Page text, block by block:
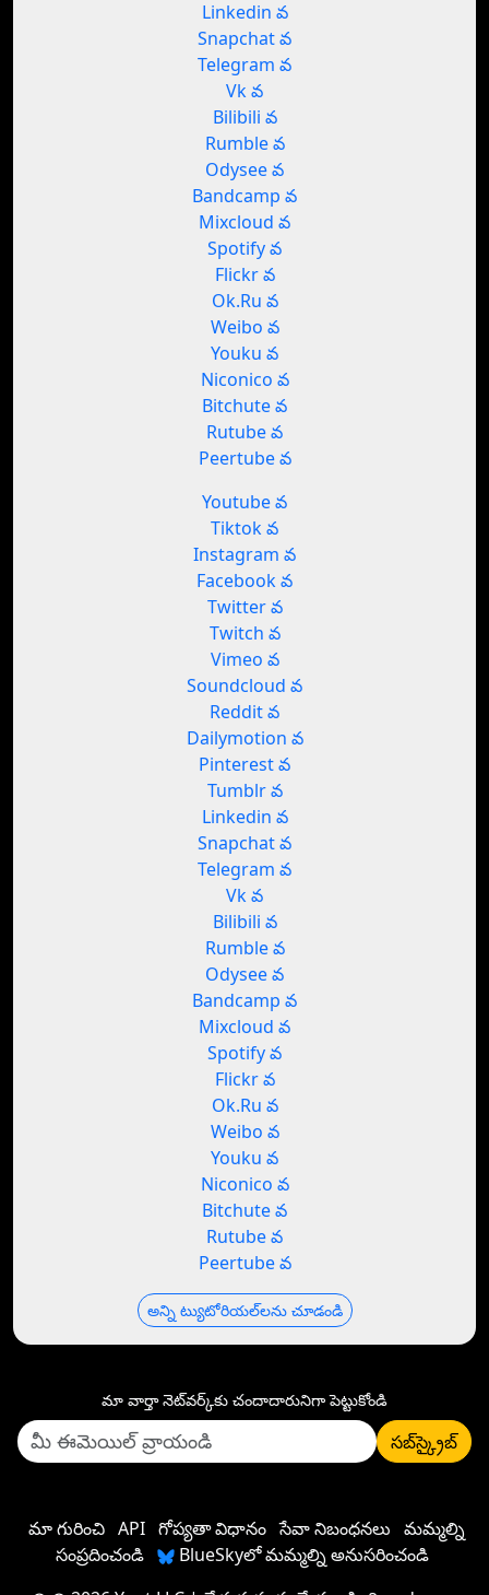
Linkedin వ
Snapchat వ
Telegram వ
Vk వ
Bilibili వ
Rumble వ
Odysee వ
Bandcamp వ
Mixcloud వ
Spotify వ
Flickr వ
Ok.Ru వ
Weibo వ
Youku వ
Niconico వ
Bitchute వ
Rutube వ
Peertube వ
Youtube వ
Tiktok వ
Instagram వ
Facebook వ
Twitter వ
Twitch వ
Vimeo వ
Soundcloud వ
Reddit వ
Dailymotion వ
Pinterest వ
Tumblr వ
Linkedin వ
Snapchat వ
Telegram వ
Vk వ
Bilibili వ
Rumble వ
Odysee వ
Bandcamp వ
Mixcloud వ
Spotify వ
Flickr వ
Ok.Ru వ
Weibo వ
Youku వ
Niconico వ
Bitchute వ
Rutube వ
Peertube వ
అన్ని ట్యుటోరియల్‌లను చూడండి
మా వార్తా నెట్‌వర్క్‌కు చందాదారునిగా పెట్టుకోండి
సబ్‌స్క్రైబ్
మా గురించి API గోప్యతా విధానం సేవా నిబంధనలు మమ్మల్ని
సంప్రదించండి
BlueSkyలో మమ్మల్ని అనుసరించండి